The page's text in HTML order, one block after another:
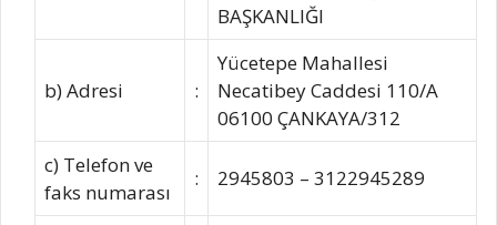
BAŞKANLIĞI
b) Adresi :
Yücetepe Mahallesi
Necatibey Caddesi 110/A
06100 ÇANKAYA/312
c) Telefon ve
faks numarası
: 2945803 – 3122945289